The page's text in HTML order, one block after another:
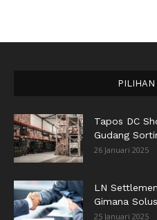
PILIHAN
Tapos DC
Gudang
26 Januari 2025
LN
Gimana
25 Januari 2025